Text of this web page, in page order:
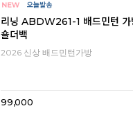
리닝 ABDW261-1 배드민턴 가
숄더백
2026 신상 배드민턴가방
99,000